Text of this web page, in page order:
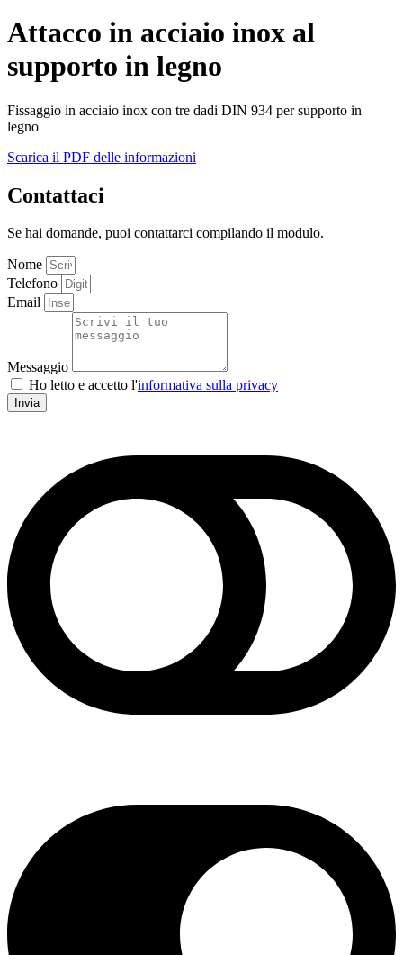
Attacco in acciaio inox al
supporto in legno
Fissaggio in acciaio inox con tre dadi DIN 934 per supporto in
legno
Scarica il PDF delle informazioni
Contattaci
Se hai domande, puoi contattarci compilando il modulo.
Nome
Telefono
Email
Messaggio
Ho letto e accetto l'informativa sulla privacy
Invia